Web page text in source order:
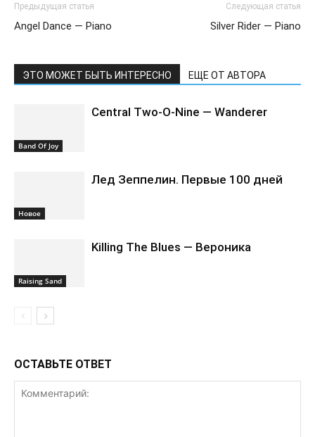
Предыдущая статья
Angel Dance — Piano
Следующая статья
Silver Rider — Piano
ЭТО МОЖЕТ БЫТЬ ИНТЕРЕСНО ЕЩЕ ОТ АВТОРА
Band Of Joy
Central Two-O-Nine — Wanderer
Новоe
Лед Зеппелин. Первые 100 дней
Raising Sand
Killing The Blues — Вероника
ОСТАВЬТЕ ОТВЕТ